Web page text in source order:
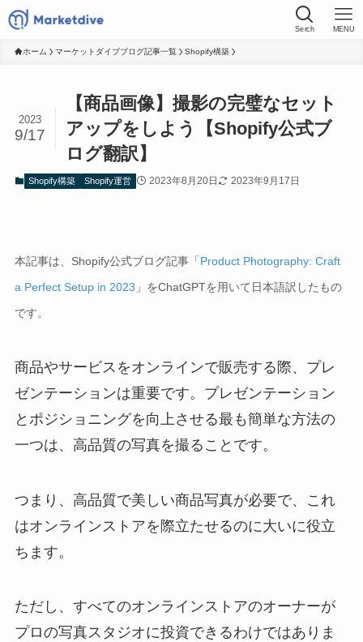
Serch MENU
ホーム マーケットダイブブログ記事一覧 Shopify構築
【商品画像】撮影の完璧なセット
アップをしよう【Shopify公式ブ
ログ翻訳】
2023
9/17
Shopify構築 Shopify運営 2023年8月20日 2023年9月17日
本記事は、Shopify公式ブログ記事「 Product Photography: Craft
a Perfect Setup in 2023 」をChatGPTを用いて日本語訳したもの
です。
商品やサービスをオンラインで販売する際、プレ
ゼンテーションは重要です。プレゼンテーション
とポジショニングを向上させる最も簡単な方法の
一つは、高品質の写真を撮ることです。
つまり、高品質で美しい商品写真が必要で、これ
はオンラインストアを際立たせるのに大いに役立
ちます。
ただし、すべてのオンラインストアのオーナーが
プロの写真スタジオに投資できるわけではありま